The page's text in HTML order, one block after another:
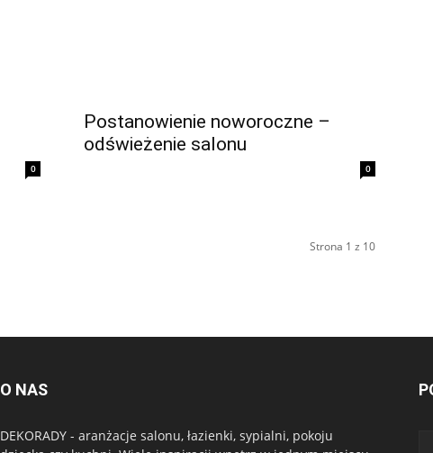
0
Postanowienie noworoczne –
odświeżenie salonu
0
Strona 1 z 10
O NAS
DEKORADY - aranżacje salonu, łazienki, sypialni, pokoju